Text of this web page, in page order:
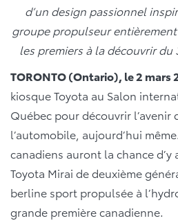
d’un design passionnel
groupe propulseur
les premiers à la découvrir du
TORONTO (Ontario), le 2 mars
kiosque Toyota au Salon
Québec pour découvrir l’avenir
l’automobile, aujourd’hui
canadiens auront la chance
Toyota Mirai de deuxième
berline sport propulsée à
grande première canadienne.